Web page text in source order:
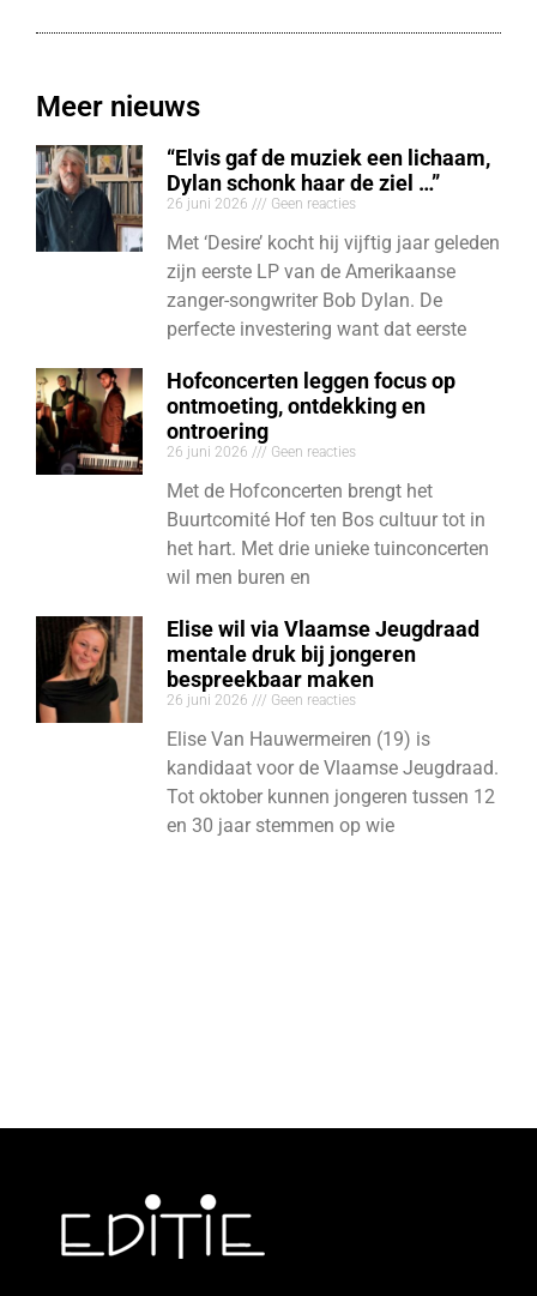
Meer nieuws
“Elvis gaf de muziek een lichaam,
Dylan schonk haar de ziel …”
26 juni 2026 Geen reacties
Met ‘Desire’ kocht hij vijftig jaar geleden
zijn eerste LP van de Amerikaanse
zanger-songwriter Bob Dylan. De
perfecte investering want dat eerste
Hofconcerten leggen focus op
ontmoeting, ontdekking en
ontroering
26 juni 2026 Geen reacties
Met de Hofconcerten brengt het
Buurtcomité Hof ten Bos cultuur tot in
het hart. Met drie unieke tuinconcerten
wil men buren en
Elise wil via Vlaamse Jeugdraad
mentale druk bij jongeren
bespreekbaar maken
26 juni 2026 Geen reacties
Elise Van Hauwermeiren (19) is
kandidaat voor de Vlaamse Jeugdraad.
Tot oktober kunnen jongeren tussen 12
en 30 jaar stemmen op wie